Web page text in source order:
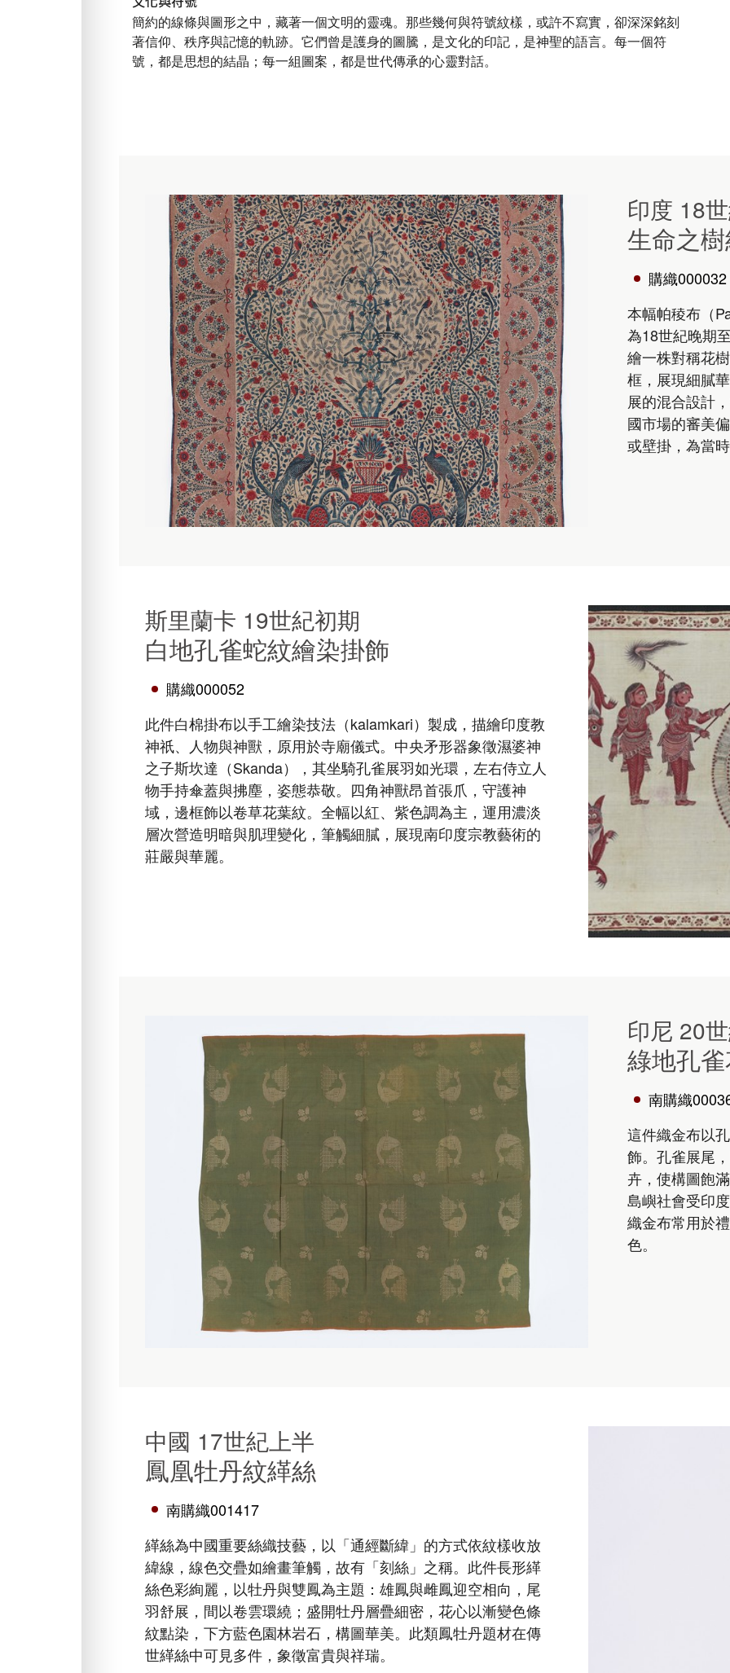
簡約的線條與圖形之中，藏著一個文明的靈魂。那些幾何與符號紋樣，或許不寫實，卻深深銘刻
著信仰、秩序與記憶的軌跡。它們曾是護身的圖騰，是文化的印記，是神聖的語言。每一個符
號，都是思想的結晶；每一組圖案，都是世代傳承的心靈對話。
印度 18
生命之
購織000032
本幅帕稜布（
為18世紀晚期
繪一株對稱花
框，展現細膩
展的混合設計
國市場的審美
或壁掛，為當
斯里蘭卡 19世紀初期
白地孔雀蛇紋繪染掛飾
購織000052
此件白棉掛布以手工繪染技法（kalamkari）製成，描繪印度教
神祇、人物與神獸，原用於寺廟儀式。中央矛形器象徵濕婆神
之子斯坎達（Skanda），其坐騎孔雀展羽如光環，左右侍立人
物手持傘蓋與拂塵，姿態恭敬。四角神獸昂首張爪，守護神
域，邊框飾以卷草花葉紋。全幅以紅、紫色調為主，運用濃淡
層次營造明暗與肌理變化，筆觸細膩，展現南印度宗教藝術的
莊嚴與華麗。
印尼 20
綠地孔
南購織
這件織金布以
飾。孔雀展尾
卉，使構圖飽
島嶼社會受印
織金布常用於
色。
中國 17世紀上半
鳳凰牡丹紋緙絲
南購織001417
緙絲為中國重要絲織技藝，以「通經斷緯」的方式依紋樣收放
緯線，線色交疊如繪畫筆觸，故有「刻絲」之稱。此件長形緙
絲色彩絢麗，以牡丹與雙鳳為主題：雄鳳與雌鳳迎空相向，尾
羽舒展，間以卷雲環繞；盛開牡丹層疊細密，花心以漸變色條
紋點染，下方藍色園林岩石，構圖華美。此類鳳牡丹題材在傳
世緙絲中可見多件，象徵富貴與祥瑞。